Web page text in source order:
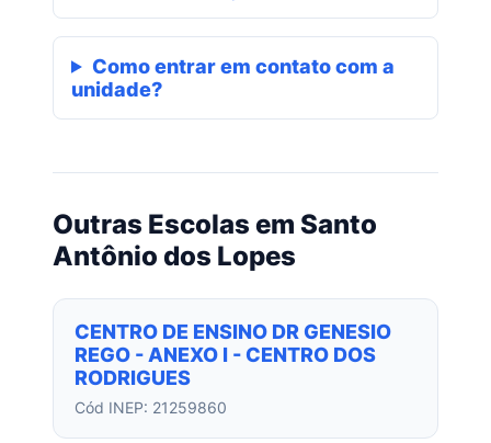
Como entrar em contato com a
unidade?
Outras Escolas em Santo
Antônio dos Lopes
CENTRO DE ENSINO DR GENESIO
REGO - ANEXO I - CENTRO DOS
RODRIGUES
Cód INEP: 21259860